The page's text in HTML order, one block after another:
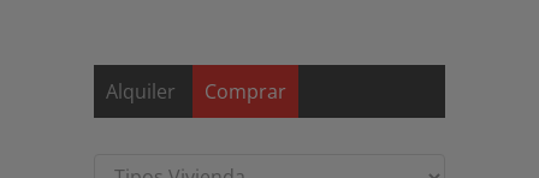
Alquiler
Comprar